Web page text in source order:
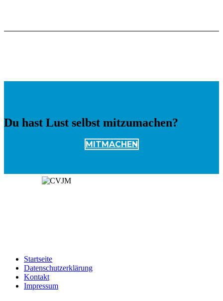
Du hast Lust selbst mitzumachen?
MITMACHEN
Startseite
Datenschutzerklärung
Kontakt
Impressum